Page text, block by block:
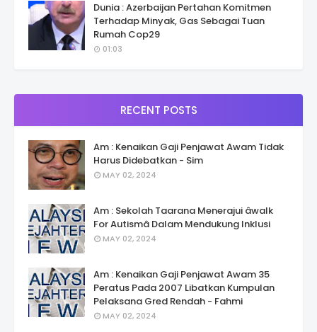
Dunia : Azerbaijan Pertahan Komitmen
Terhadap Minyak, Gas Sebagai Tuan
Rumah Cop29
01:03
RECENT POSTS
Am : Kenaikan Gaji Penjawat Awam Tidak
Harus Didebatkan - Sim
MAY 02, 2024
Am : Sekolah Taarana Menerajui âwalk
For Autismâ Dalam Mendukung Inklusi
MAY 02, 2024
Am : Kenaikan Gaji Penjawat Awam 35
Peratus Pada 2007 Libatkan Kumpulan
Pelaksana Gred Rendah - Fahmi
MAY 02, 2024